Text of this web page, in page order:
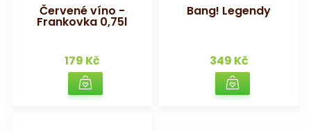
Červené víno -
Frankovka 0,75l
179 Kč
Bang! Legendy
349 Kč